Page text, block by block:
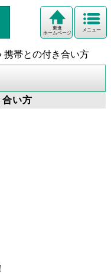
メニュー
東進
ホームページ
携帯との付き合い方
い方